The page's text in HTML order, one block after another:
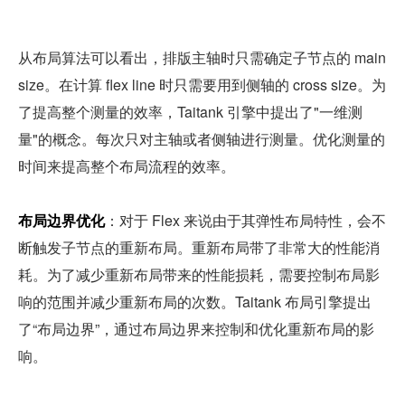
从布局算法可以看出，排版主轴时只需确定子节点的 main
size。在计算 flex line 时只需要用到侧轴的 cross size。为
了提高整个测量的效率，Taitank 引擎中提出了"一维测
量"的概念。每次只对主轴或者侧轴进行测量。优化测量的
时间来提高整个布局流程的效率。
布局边界优化：对于 Flex 来说由于其弹性布局特性，会不
断触发子节点的重新布局。重新布局带了非常大的性能消
耗。为了减少重新布局带来的性能损耗，需要控制布局影
响的范围并减少重新布局的次数。Taitank 布局引擎提出
了“布局边界”，通过布局边界来控制和优化重新布局的影
响。